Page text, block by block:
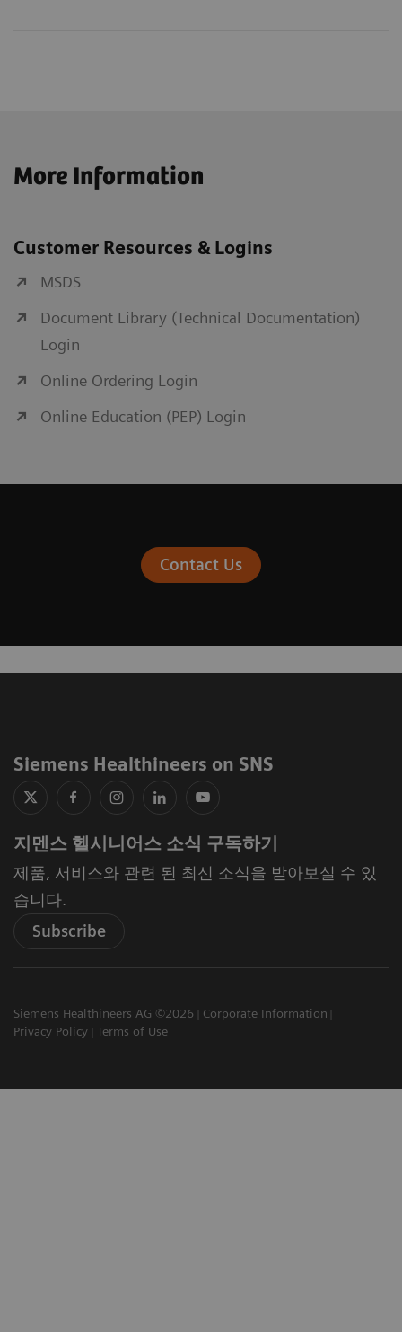
More Information
Customer Resources & Logins
MSDS
Document Library (Technical Documentation)
Login
Online Ordering Login
Online Education (PEP) Login
Contact Us
Siemens Healthineers on SNS
지멘스 헬시니어스 소식 구독하기
제품, 서비스와 관련 된 최신 소식을 받아보실 수 있
습니다.
Subscribe
Siemens Healthineers AG ©2026
Corporate Information
Privacy Policy
Terms of Use